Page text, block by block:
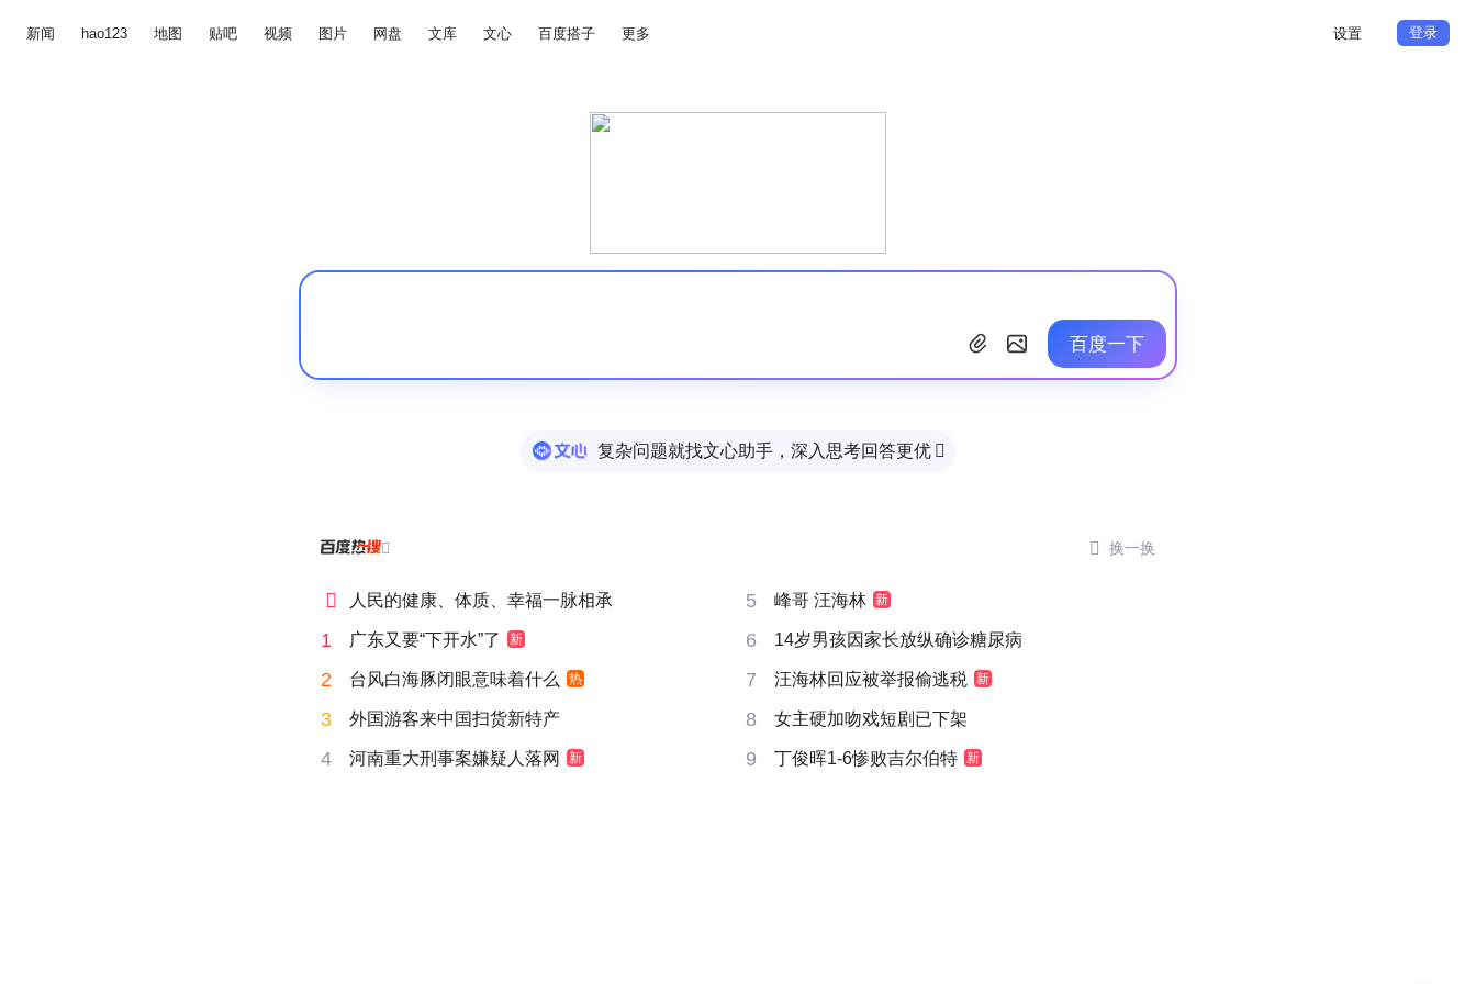
新闻 hao123 地图 贴吧 视频 图片 网盘 文库 文心 百度搭子 更多 设置 登录
百度一下
复杂问题就找文心助手，深入思考回答更优 
  换一换
 人民的健康、体质、幸福一脉相承 5 峰哥 汪海林 新
1 广东又要“下开水”了 新 6 14岁男孩因家长放纵确诊糖尿病
2 台风白海豚闭眼意味着什么 热 7 汪海林回应被举报偷逃税 新
3 外国游客来中国扫货新特产 8 女主硬加吻戏短剧已下架
4 河南重大刑事案嫌疑人落网 新 9 丁俊晖1-6惨败吉尔伯特 新